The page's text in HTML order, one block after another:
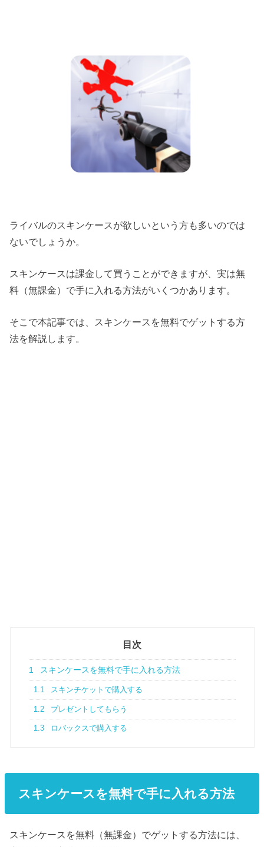
ライバルのスキンケースが欲しいという方も多いのでは
ないでしょうか。
スキンケースは課金して買うことができますが、実は無
料（無課金）で手に入れる方法がいくつかあります。
そこで本記事では、スキンケースを無料でゲットする方
法を解説します。
目次
1 スキンケースを無料で手に入れる方法
1.1 スキンチケットで購入する
1.2 プレゼントしてもらう
1.3 ロバックスで購入する
スキンケースを無料で手に入れる方法
スキンケースを無料（無課金）でゲットする方法には、